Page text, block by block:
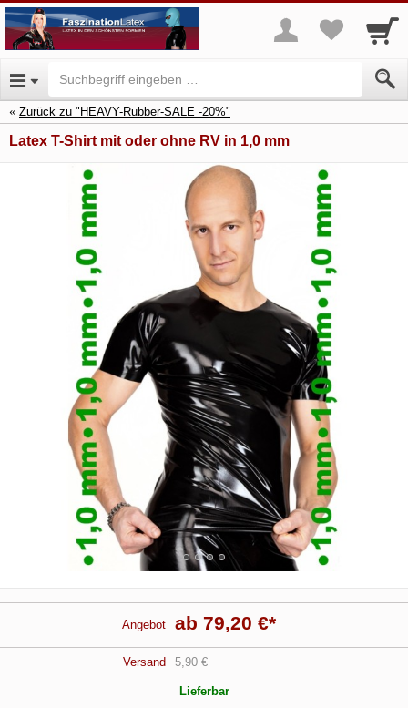
Zurück zu "HEAVY-Rubber-SALE -20%"
Latex T-Shirt mit oder ohne RV in 1,0 mm
Angebot ab 79,20 €*
Versand 5,90 €
Lieferbar